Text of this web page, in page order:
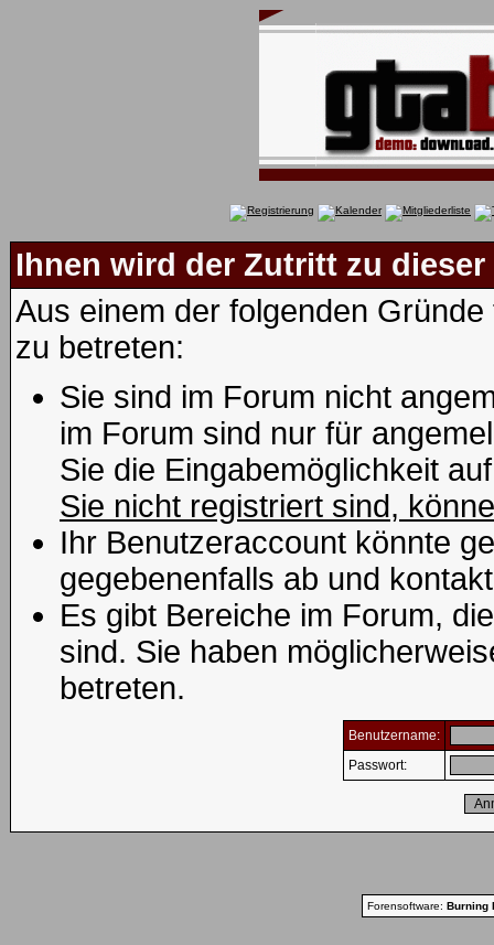
Ihnen wird der Zutritt zu
Aus einem der folgenden
zu betreten:
Sie sind im Forum nicht
im Forum sind nur für
Sie die Eingabemöglichkeit
Sie nicht registriert sind,
Ihr Benutzeraccount könnte
gegebenenfalls ab und
Es gibt Bereiche im Forum,
sind. Sie haben
betreten.
Benutzername:
Passwort:
Forensoftware: Burning